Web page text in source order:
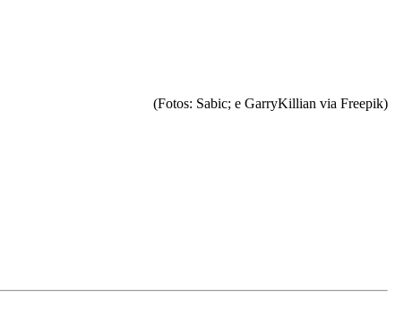
(Fotos: Sabic; e GarryKillian via Freepik)